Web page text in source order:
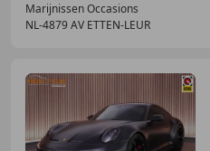
Marijnissen Occasions
NL-4879 AV ETTEN-LEUR